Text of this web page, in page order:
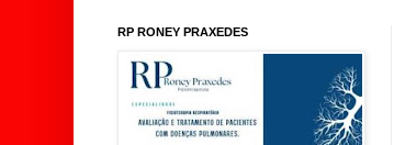
RP RONEY PRAXEDES